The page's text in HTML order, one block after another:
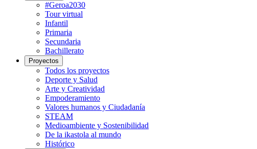
#Geroa2030
Tour virtual
Infantil
Primaria
Secundaria
Bachillerato
Proyectos
Todos los proyectos
Deporte y Salud
Arte y Creatividad
Empoderamiento
Valores humanos y Ciudadanía
STEAM
Medioambiente y Sostenibilidad
De la ikastola al mundo
Histórico